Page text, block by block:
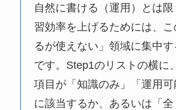
自然に書ける（運用）とは
習効率を上げるためには、こ
るが使えない」領域に集中
です。Step1のリストの横に
項目が「知識のみ」「運用可
に該当するか、あるいは「全